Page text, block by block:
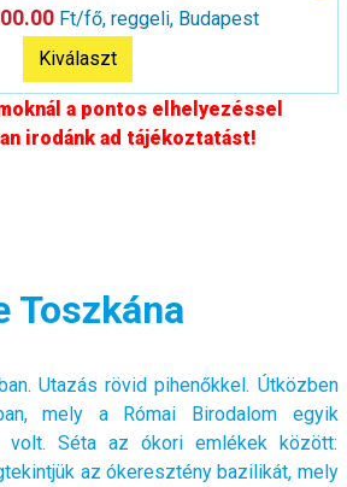
Ft/fő, reggeli, Budapest
Kiválaszt
a pontos elhelyezéssel
irodánk ad tájékoztatást!
Toszkána
Utazás rövid pihenőkkel. Útközben
mely a Római Birodalom egyik
volt. Séta az ókori emlékek között:
az ókeresztény bazilikát, mely